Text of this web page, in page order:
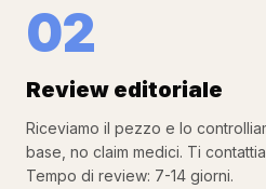
02
Review editoriale
Riceviamo il pezzo e lo
base, no claim medici. Ti
Tempo di review: 7-14 giorni.